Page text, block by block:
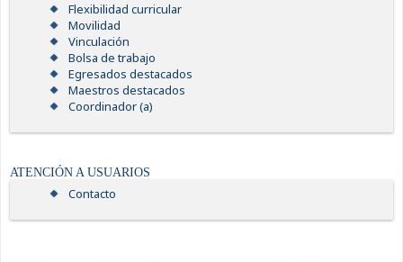
Flexibilidad curricular
Movilidad
Vinculación
Bolsa de trabajo
Egresados destacados
Maestros destacados
Coordinador (a)
ATENCIÓN A USUARIOS
Contacto